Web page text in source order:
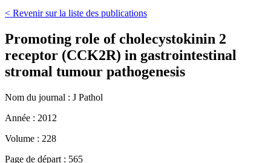
< Revenir sur la liste des publications
Promoting role of cholecystokinin 2
receptor (CCK2R) in gastrointestinal
stromal tumour pathogenesis
Nom du journal : J Pathol
Année : 2012
Volume : 228
Page de départ : 565